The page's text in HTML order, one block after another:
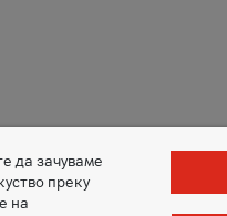
да зачуваме
преку
на